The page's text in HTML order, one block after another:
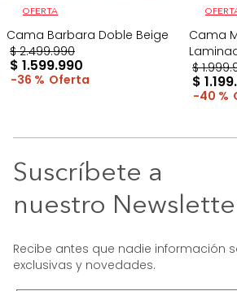
OFERTA
Cama Barbara Doble Beige
$ 2.499.990
$ 1.599.990
36 %
Cama
$ 1.999.
$ 1.199.
40 %
Suscríbete a
nuestro
Recibe antes que nadie información
exclusivas y novedades.